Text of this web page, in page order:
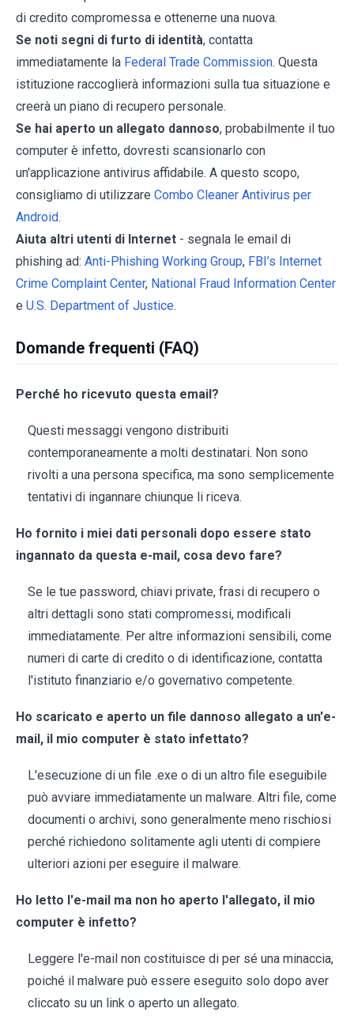
di credito compromessa e ottenerne una nuova.
Se noti segni di furto di identità, contatta
immediatamente la Federal Trade Commission. Questa
istituzione raccoglierà informazioni sulla tua situazione e
creerà un piano di recupero personale.
Se hai aperto un allegato dannoso, probabilmente il tuo
computer è infetto, dovresti scansionarlo con
un'applicazione antivirus affidabile. A questo scopo,
consigliamo di utilizzare Combo Cleaner Antivirus per
Android.
Aiuta altri utenti di Internet - segnala le email di
phishing ad: Anti-Phishing Working Group, FBI’s Internet
Crime Complaint Center, National Fraud Information Center
e U.S. Department of Justice.
Domande frequenti (FAQ)
Perché ho ricevuto questa email?
Questi messaggi vengono distribuiti
contemporaneamente a molti destinatari. Non sono
rivolti a una persona specifica, ma sono semplicemente
tentativi di ingannare chiunque li riceva.
Ho fornito i miei dati personali dopo essere stato
ingannato da questa e-mail, cosa devo fare?
Se le tue password, chiavi private, frasi di recupero o
altri dettagli sono stati compromessi, modificali
immediatamente. Per altre informazioni sensibili, come
numeri di carte di credito o di identificazione, contatta
l'istituto finanziario e/o governativo competente.
Ho scaricato e aperto un file dannoso allegato a un'e-
mail, il mio computer è stato infettato?
L'esecuzione di un file .exe o di un altro file eseguibile
può avviare immediatamente un malware. Altri file, come
documenti o archivi, sono generalmente meno rischiosi
perché richiedono solitamente agli utenti di compiere
ulteriori azioni per eseguire il malware.
Ho letto l'e-mail ma non ho aperto l'allegato, il mio
computer è infetto?
Leggere l'e-mail non costituisce di per sé una minaccia,
poiché il malware può essere eseguito solo dopo aver
cliccato su un link o aperto un allegato.